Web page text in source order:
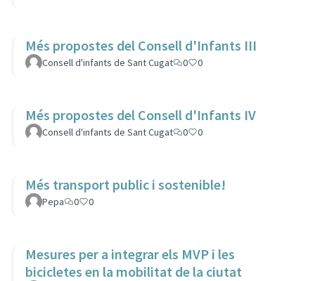
Més propostes del Consell d'Infants III
Consell d'infants de Sant Cugat 0 0
Més propostes del Consell d'Infants IV
Consell d'infants de Sant Cugat 0 0
Més transport public i sostenible!
Pepa 0 0
Mesures per a integrar els MVP i les
bicicletes en la mobilitat de la ciutat